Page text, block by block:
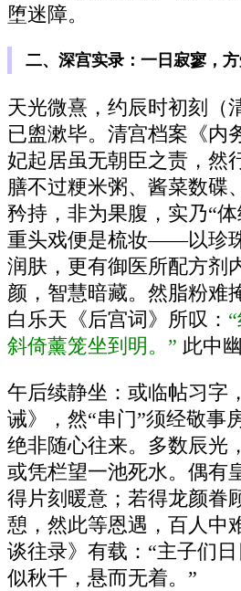
堕迷障。
二、深宫实录：一日寂寥，
天光微熹，约辰时初刻（
已盥漱毕。清宫档案《内
妃起居虽无朝臣之责，然
膳不过粳米粥、酱菜数碟
矜持，非为果腹，实乃“体
重头戏便是梳妆——以珍
润肤，更有御医所配方剂
颜，智慧暗藏。然脂粉难
白乐天《后宫词》所叹：
斜倚薰笼坐到明。” 此中
午后续静坐：或临帖习字
诫》，然“串门”须经敬事
绝非随心往来。多数辰光
或凭栏望一池死水。偶有
得片刻暖意；若得龙颜眷
憩，然此等恩遇，百人中
谈往录》有载：“主子们
似秋千，悬而无着。”